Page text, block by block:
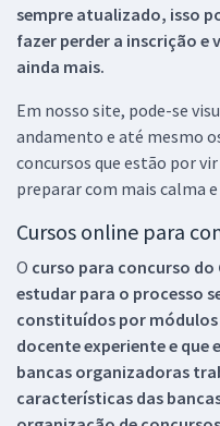
sempre atualizado, isso
fazer perder a inscrição e
ainda mais.
Em nosso site, pode-se
andamento e até mesmo
concursos que estão por
preparar com mais calma
Cursos online para
O curso para concurso do
estudar para o processo
constituídos por
docente experiente e que
bancas organizadoras
características das